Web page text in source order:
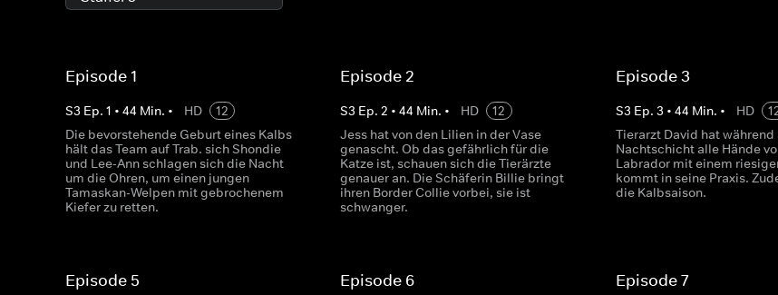
Episode 1
S3 Ep. 1 • 44 Min. • HD
12
Die bevorstehende Geburt eines Kalbs
hält das Team auf Trab. sich Shondie
und Lee-Ann schlagen sich die Nacht
um die Ohren, um einen jungen
Tamaskan-Welpen mit gebrochenem
Kiefer zu retten.
Episode 2
S3 Ep.2 •44 Min. • HD
12
Jess hat von den Lilien in der Vase
genascht. Ob das gefährlich für die
Katze ist, schauen sich die Tierärzte
genauer an. Die Schäferin Billie bringt
ihren Border Collie vorbei, sie ist
schwanger.
Episode 3
S3 Ep. 3 • 44 Min. • HD
Tierarzt David hat während
Nachtschicht alle Hände
Labrador mit einem
kommt in seine Praxis.
die Kalbsaison.
Episode 5 Episode 6 Episode 7